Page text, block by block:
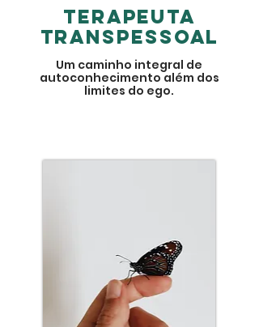
Terapeuta
transpessoal
Um caminho integral de
autoconhecimento além dos
limites do ego.